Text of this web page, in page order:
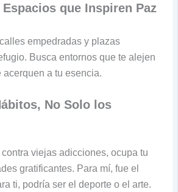
Espacios que Inspiren Paz
empedradas y plazas
Busca entornos que te alejen
acerquen a tu esencia.
No Solo los
viejas adicciones, ocupa tu
gratificantes. Para mí, fue el
ti, podría ser el deporte o el arte.